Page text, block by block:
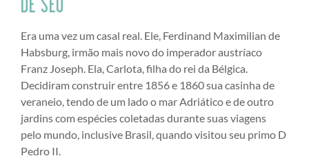
Era uma vez um casal real. Ele, Ferdinand Maximilian de
Habsburg, irmão mais novo do imperador austríaco
Franz Joseph. Ela, Carlota, filha do rei da Bélgica.
Decidiram construir entre 1856 e 1860 sua casinha de
veraneio, tendo de um lado o mar Adriático e de outro
jardins com espécies coletadas durante suas viagens
pelo mundo, inclusive Brasil, quando visitou seu primo D
Pedro II.